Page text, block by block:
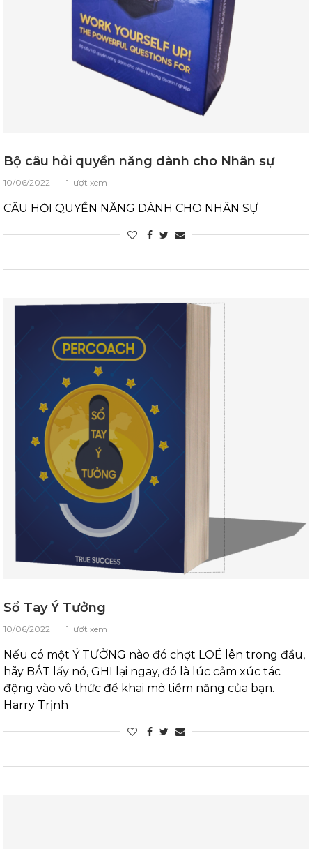
Bộ câu hỏi quyền năng dành cho Nhân sự
10/06/2022 1 lượt xem
CÂU HỎI QUYỀN NĂNG DÀNH CHO NHÂN SỰ
Sổ Tay Ý Tưởng
10/06/2022 1 lượt xem
Nếu có một Ý TƯỞNG nào đó chợt LOÉ lên trong đầu,
hãy BẮT lấy nó, GHI lại ngay, đó là lúc cảm xúc tác
động vào vô thức để khai mở tiềm năng của bạn.
Harry Trịnh